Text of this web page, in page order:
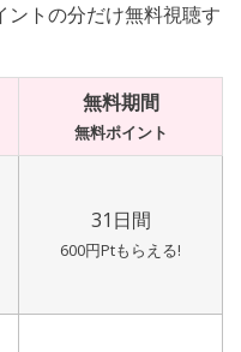
トの分だけ無料視聴す
無料期間
無料ポイント
31日間
600円Ptもらえる!